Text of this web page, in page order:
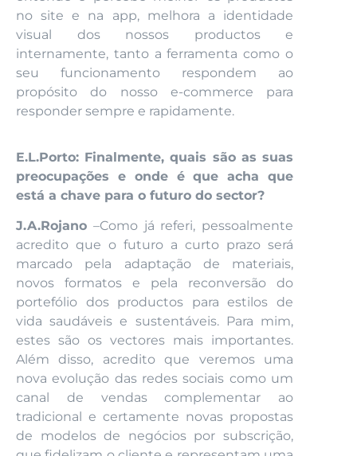
no site e na app, melhora a identidade
visual dos nossos productos e
internamente, tanto a ferramenta como o
seu funcionamento respondem ao
propósito do nosso e-commerce para
responder sempre e rapidamente.
E.L.Porto: Finalmente, quais são as suas
preocupações e onde é que acha que
está a chave para o futuro do sector?
J.A.Rojano –Como já referi, pessoalmente
acredito que o futuro a curto prazo será
marcado pela adaptação de materiais,
novos formatos e pela reconversão do
portefólio dos productos para estilos de
vida saudáveis e sustentáveis. Para mim,
estes são os vectores mais importantes.
Além disso, acredito que veremos uma
nova evolução das redes sociais como um
canal de vendas complementar ao
tradicional e certamente novas propostas
de modelos de negócios por subscrição,